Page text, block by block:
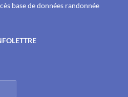
base de données randonnée